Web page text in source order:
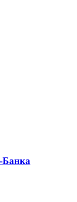
Банка